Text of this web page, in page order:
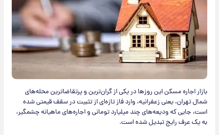
بازار اجاره مسکن این روزها در یکی از گران‌ترین و پرتقاضاترین محله‌های
شمال تهران، یعنی زعفرانیه، وارد فاز تازه‌ای از تثبیت در سقف قیمتی شده
است، جایی که ودیعه‌های چند میلیارد تومانی و اجاره‌های ماهیانه چشمگیر،
به یک عرف رایج تبدیل شده است.